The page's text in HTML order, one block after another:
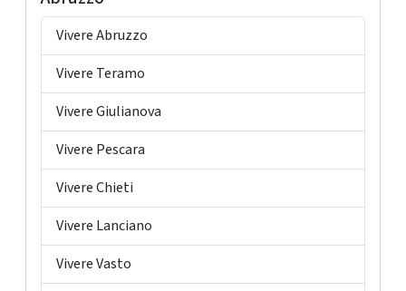
Vivere Abruzzo
Vivere Teramo
Vivere Giulianova
Vivere Pescara
Vivere Chieti
Vivere Lanciano
Vivere Vasto